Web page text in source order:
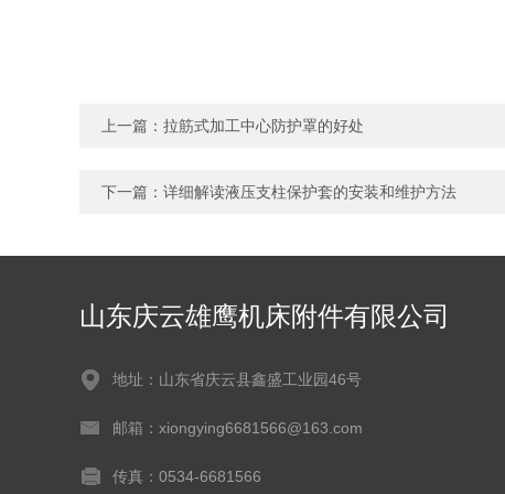
上一篇： 拉筋式加工中心防护罩的好处
下一篇： 详细解读液压支柱保护套的安装和维护方法
山东庆云雄鹰机床附件有限公司
地址：山东省庆云县鑫盛工业园46号
邮箱：xiongying6681566@163.com
传真：0534-6681566